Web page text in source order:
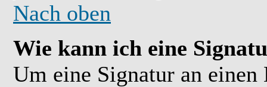
Nach oben
Wie kann ich eine
Um eine Signatur an einen